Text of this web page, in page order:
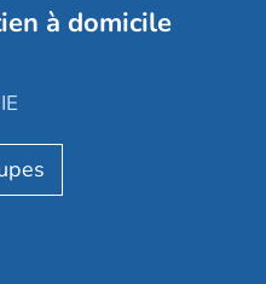
à domicile